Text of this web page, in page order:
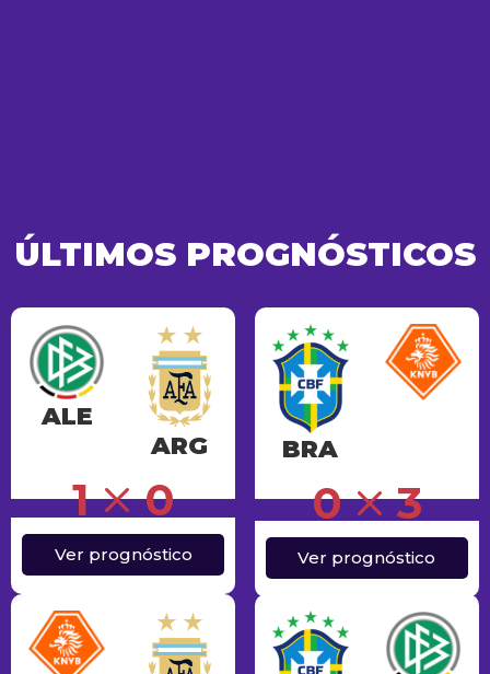
ÚLTIMOS PROGNÓSTICOS
ALE
ARG
1 0
Ver prognóstico
BRA
0
Erro 3
Ver prognóstico